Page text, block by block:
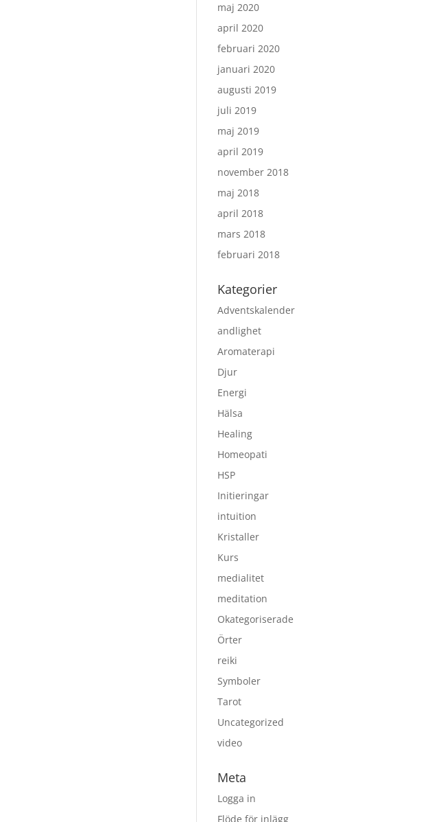
maj 2020
april 2020
februari 2020
januari 2020
augusti 2019
juli 2019
maj 2019
april 2019
november 2018
maj 2018
april 2018
mars 2018
februari 2018
Kategorier
Adventskalender
andlighet
Aromaterapi
Djur
Energi
Hälsa
Healing
Homeopati
HSP
Initieringar
intuition
Kristaller
Kurs
medialitet
meditation
Okategoriserade
Örter
reiki
Symboler
Tarot
Uncategorized
video
Meta
Logga in
Flöde för inlägg